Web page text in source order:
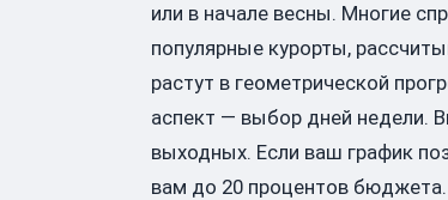
или в начале весны. Многие
популярные курорты,
растут в геометрической
аспект — выбор дней недели.
выходных. Если ваш график
вам до 20 процентов бюджета.